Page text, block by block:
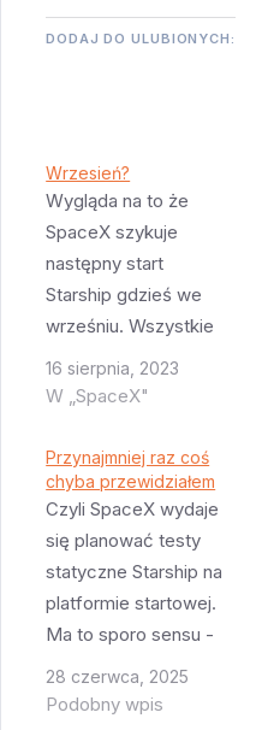
DODAJ DO ULUBIONYCH:
Wrzesień?
Wygląda na to że
SpaceX szykuje
następny start
Starship gdzieś we
wrześniu. Wszystkie
elementy układanki
zaczynają do siebie
ma mieć
zainstalowany ten
nowy kawałek
żelastwa pozwalający
na hot staging +
przejść ponowny test
statyczny S 25 jest
praktycznie gotowy
choć można założyć
16 sierpnia, 2023
W „SpaceX"
Przynajmniej raz coś
chyba przewidziałem
Czyli SpaceX wydaje
się planować testy
statyczne Starship na
platformie startowej.
Ma to sporo sensu -
platforma ma
szybkozłączki
28 czerwca, 2025
Podobny wpis